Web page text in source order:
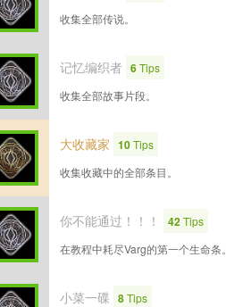
收集全部传说。
记忆编织者 6Tips
收集全部故事片段。
大收藏家 10Tips
收集收藏中的全部条目。
你不能通过！！！ 42Tips
在教程中耗尽Varg的第一个生命条。
小菜一碟 8Tips